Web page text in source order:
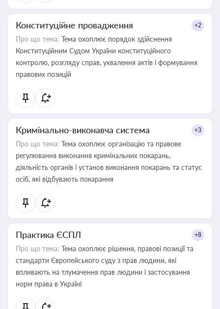
Конституційне провадження +2
Про що тема: Тема охоплює порядок здійснення
Конституційним Судом України конституційного
контролю, розгляду справ, ухвалення актів і формування
правових позицій
Кримінально-виконавча система +3
Про що тема: Тема охоплює організацію та правове
регулювання виконання кримінальних покарань,
діяльність органів і установ виконання покарань та статус
осіб, які відбувають покарання
Практика ЄСПЛ +8
Про що тема: Тема охоплює рішення, правові позиції та
стандарти Європейського суду з прав людини, які
впливають на тлумачення прав людини і застосування
норм права в Україні